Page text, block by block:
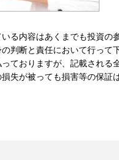
る内容はあくまでも投資の
判断と責任において行っ
ておりますが、記載される
失が被っても損害等の保証